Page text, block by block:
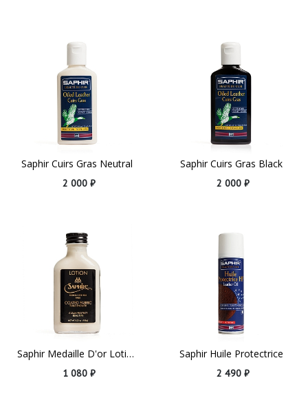
Saphir Cuirs Gras Neutral
2 000 ₽
Saphir Cuirs Gras Black
2 000 ₽
Saphir Medaille D'or Lotion Coated Fabric
1 080 ₽
Saphir Huile Protectrice
2 490 ₽